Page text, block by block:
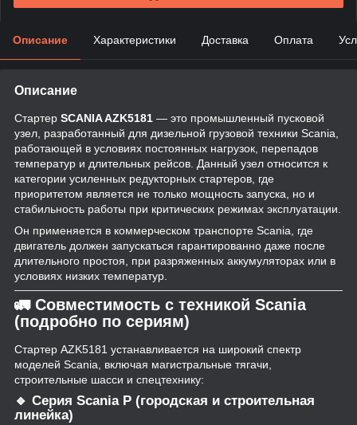
Описание Характеристики Доставка Оплата
Описание
Стартер SCANIA AZK5181 — это промышленный пусковой
узел, разработанный для дизельной грузовой техники Scania,
работающей в условиях постоянных нагрузок, перепадов
температур и длительных рейсов. Данный узел относится к
категории усиленных редукторных стартеров, где
приоритетом является не только мощность запуска, но и
стабильность работы при критических режимах эксплуатации.
Он применяется в коммерческом транспорте Scania, где
двигатель должен запускаться гарантированно даже после
длительного простоя, при разряженных аккумуляторах или в
условиях низких температур.
🚛 Совместимость с техникой Scania
(подробно по сериям)
Стартер AZK5181 устанавливается на широкий спектр
моделей Scania, включая магистральные тягачи,
строительные шасси и спецтехнику:
🔹 Серия Scania P (городская и строительная
линейка)